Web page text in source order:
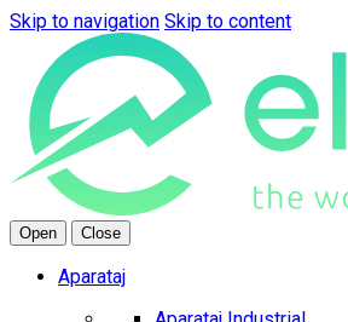
Skip to navigation Skip to content
Open Close
Aparataj